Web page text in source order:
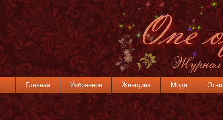
Главная Избранное Женщина Мода